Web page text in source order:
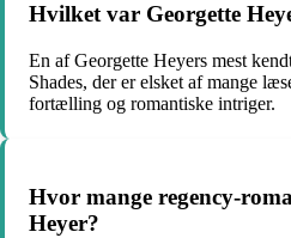
Hvilket var Georgette
En af Georgette Heyers mest
Shades, der er elsket af mange
fortælling og romantiske intriger.
Hvor mange regency-
Heyer?